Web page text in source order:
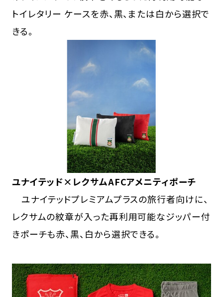
トイレタリー ケースを赤、黒、または白から選択で
きる。
ユナイテッド×レクサムAFCアメニティポーチ
ユナイテッドプレミアムプラスの旅行者向けに、
レクサムの紋章が入った再利用可能なジッパー付
きポーチも赤、黒、白から選択できる。